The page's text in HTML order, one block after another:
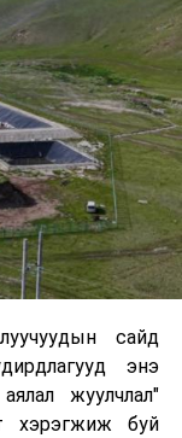
сайд
энэ
жуулчлал"
хэрэгжиж буй